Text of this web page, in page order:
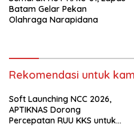
Batam Gelar Pekan
Olahraga Narapidana
Rekomendasi untuk
Soft Launching NCC 2026,
APTIKNAS Dorong
Percepatan RUU KKS untuk